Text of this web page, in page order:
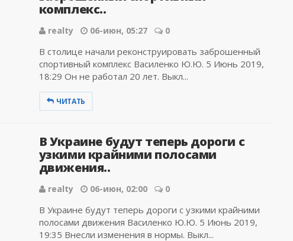
комплекс..
realty 06-июн, 05:27 0
В столице начали реконструировать заброшенный
спортивный комплекс Василенко Ю.Ю. 5 Июнь 2019,
18:29 Он не работал 20 лет. Выкл...
ЧИТАТЬ
В Украине будут теперь дороги с
узкими крайними полосами
движения..
realty 06-июн, 02:00 0
В Украине будут теперь дороги с узкими крайними
полосами движения Василенко Ю.Ю. 5 Июнь 2019,
19:35 Внесли изменения в нормы. Выкл...